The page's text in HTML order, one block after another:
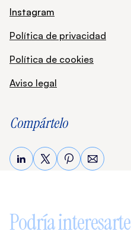
Instagram
Política de privacidad
Política de cookies
Aviso legal
Compártelo
Podría interesarte